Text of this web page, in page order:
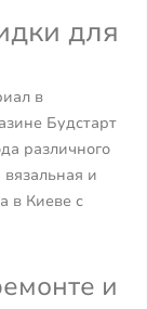
для
в
Будстарт
различного
и
в Киеве с
и